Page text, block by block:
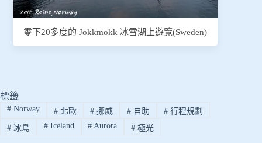
零下20多度的 Jokkmokk 冰雪湖上遊覽(Sweden)
標籤
#Norway #北歐 # 挪威 # 自助 # 行程規劃
#冰島 #Iceland # Aurora # 極光